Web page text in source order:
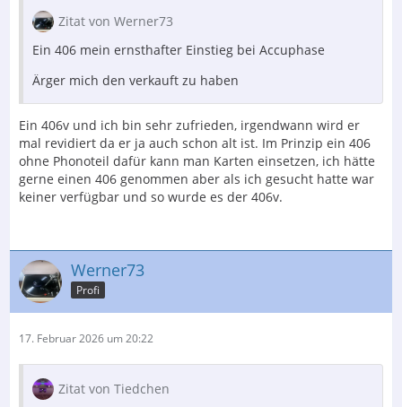
Zitat von Werner73
Ein 406 mein ernsthafter Einstieg bei Accuphase
Ärger mich den verkauft zu haben
Ein 406v und ich bin sehr zufrieden, irgendwann wird er
mal revidiert da er ja auch schon alt ist. Im Prinzip ein 406
ohne Phonoteil dafür kann man Karten einsetzen, ich hätte
gerne einen 406 genommen aber als ich gesucht hatte war
keiner verfügbar und so wurde es der 406v.
Werner73
Profi
17. Februar 2026 um 20:22
Zitat von Tiedchen